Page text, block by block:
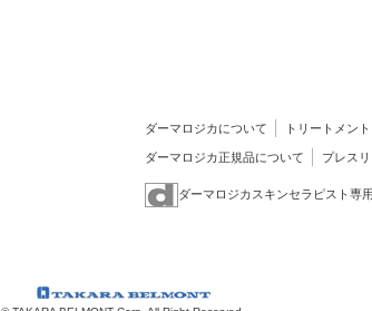
ダーマロジカについて トリートメント
ダーマロジカ正規品について プレス
ダーマロジカスキンセラピスト専